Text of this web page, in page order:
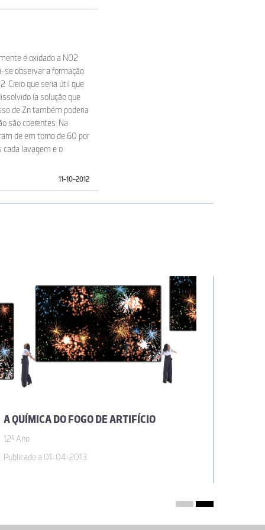
é oxidado a NO2
se observar a formação
Creio que seria útil que
(a solução que
de Zn também poderia
são coerentes. Na
de em torno de 60 por
cada lavagem e o
11-10-2012
A QUÍMICA DO FOGO DE ARTIFÍCIO
12º Ano
Publicado a 01-04-2013